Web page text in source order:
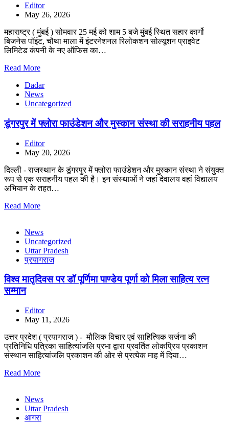
Editor
May 26, 2026
महाराष्ट्र ( मुंबई ) सोमवार 25 मई को शाम 5 बजे मुंबई स्थित सहार कार्गो
बिजनेस पॉइंट, चौथा माला में इंटरनेशनल रिलोकशन सोल्यूशन प्राइवेट
लिमिटेड कंपनी के नए ऑफिस का…
Read More
Dadar
News
Uncategorized
डूंगरपुर में फ्लोरा फाउंडेशन और मुस्कान संस्था की सराहनीय पहल
Editor
May 20, 2026
दिल्ली - राजस्थान के डूंगरपुर में फ्लोरा फाउंडेशन और मुस्कान संस्था ने संयुक्त
रूप से एक सराहनीय पहल की है। इन संस्थाओं ने जहां देवालय वहां विद्यालय
अभियान के तहत…
Read More
News
Uncategorized
Uttar Pradesh
प्रयागराज
विश्व मातृदिवस पर डॉ पूर्णिमा पाण्डेय पूर्णा को मिला साहित्य रत्न
सम्मान
Editor
May 11, 2026
उत्तर प्रदेश ( प्रयागराज ) - मौलिक विचार एवं साहित्यिक सर्जना की
प्रतिनिधि पत्रिका साहित्यांजलि प्रभा द्वारा प्रवर्तित लोकप्रिय प्रकाशन
संस्थान साहित्यांजलि प्रकाशन की ओर से प्रत्येक माह में दिया…
Read More
News
Uttar Pradesh
आगरा